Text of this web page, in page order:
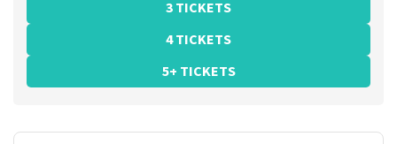
3 TICKETS
4 TICKETS
5+ TICKETS